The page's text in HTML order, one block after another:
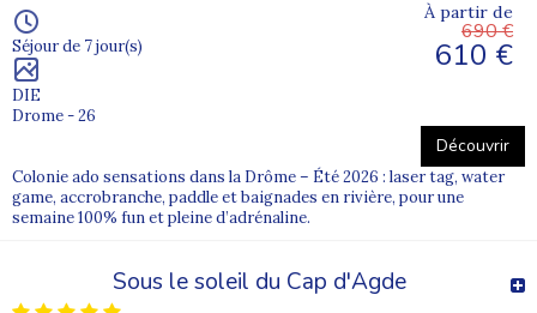
Séjour de 7 jour(s)
DIE
Drome - 26
À partir de
690 €
610 €
Découvrir
Colonie ado sensations dans la Drôme – Été 2026 : laser tag, water
game, accrobranche, paddle et baignades en rivière, pour une
semaine 100% fun et pleine d’adrénaline.
Sous le soleil du Cap d'Agde